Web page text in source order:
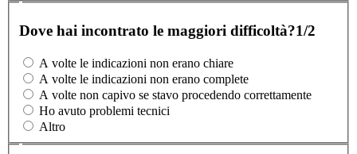
Dove hai incontrato le maggiori difficoltà?1/2
A volte le indicazioni non erano chiare
A volte le indicazioni non erano complete
A volte non capivo se stavo procedendo correttamente
Ho avuto problemi tecnici
Altro